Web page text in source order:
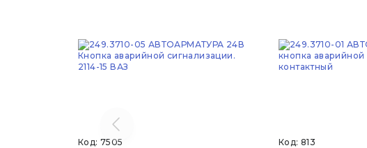
Код: 7505 Код: 813